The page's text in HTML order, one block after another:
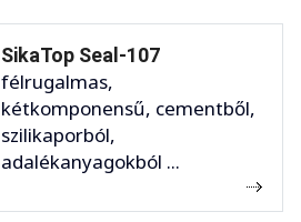
SikaTop Seal-107
félrugalmas,
kétkomponensű, cementből,
szilikaporból,
adalékanyagokból ...